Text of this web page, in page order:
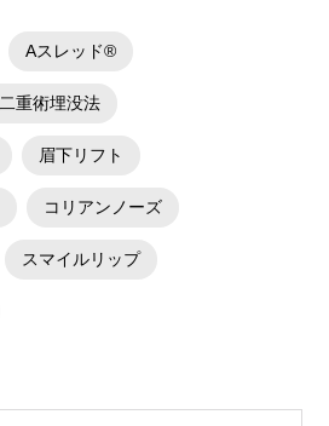
Aスレッド®
二重術埋没法
眉下リフト
コリアンノーズ
スマイルリップ